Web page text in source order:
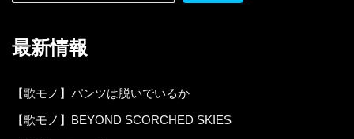
最新情報
【歌モノ】パンツは脱いでいるか
【歌モノ】BEYOND SCORCHED SKIES